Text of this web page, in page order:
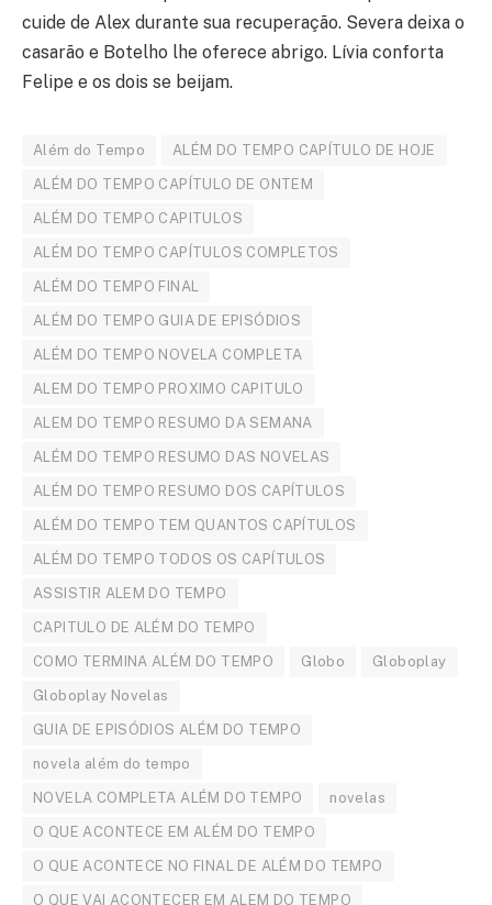
cuide de Alex durante sua recuperação. Severa deixa o
casarão e Botelho lhe oferece abrigo. Lívia conforta
Felipe e os dois se beijam.
Além do Tempo ALÉM DO TEMPO CAPÍTULO DE HOJE
ALÉM DO TEMPO CAPÍTULO DE ONTEM
ALÉM DO TEMPO CAPITULOS
ALÉM DO TEMPO CAPÍTULOS COMPLETOS
ALÉM DO TEMPO FINAL
ALÉM DO TEMPO GUIA DE EPISÓDIOS
ALÉM DO TEMPO NOVELA COMPLETA
ALEM DO TEMPO PROXIMO CAPITULO
ALEM DO TEMPO RESUMO DA SEMANA
ALÉM DO TEMPO RESUMO DAS NOVELAS
ALÉM DO TEMPO RESUMO DOS CAPÍTULOS
ALÉM DO TEMPO TEM QUANTOS CAPÍTULOS
ALÉM DO TEMPO TODOS OS CAPÍTULOS
ASSISTIR ALEM DO TEMPO
CAPITULO DE ALÉM DO TEMPO
COMO TERMINA ALÉM DO TEMPO Globo Globoplay
Globoplay Novelas
GUIA DE EPISÓDIOS ALÉM DO TEMPO
novela além do tempo
NOVELA COMPLETA ALÉM DO TEMPO novelas
O QUE ACONTECE EM ALÉM DO TEMPO
O QUE ACONTECE NO FINAL DE ALÉM DO TEMPO
O QUE VAI ACONTECER EM ALEM DO TEMPO